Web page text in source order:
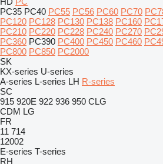
PC35 PC40 PC55 PC56 PC60 PC70
PC120 PC128 PC130 PC138 PC160
PC210 PC220 PC228 PC240 PC270
PC360 PC390 PC400 PC450 PC460
PC800 PC850 PC2000
SK
KX-series U-series
A-series L-series LH R-series
SC
915 920E 922 936 950 CLG
CDM LG
FR
11 714
12002
E-series T-series
RH